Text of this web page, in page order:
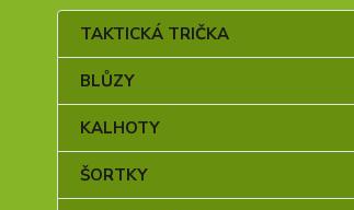
TAKTICKÁ TRIČKA
BLŮZY
KALHOTY
ŠORTKY